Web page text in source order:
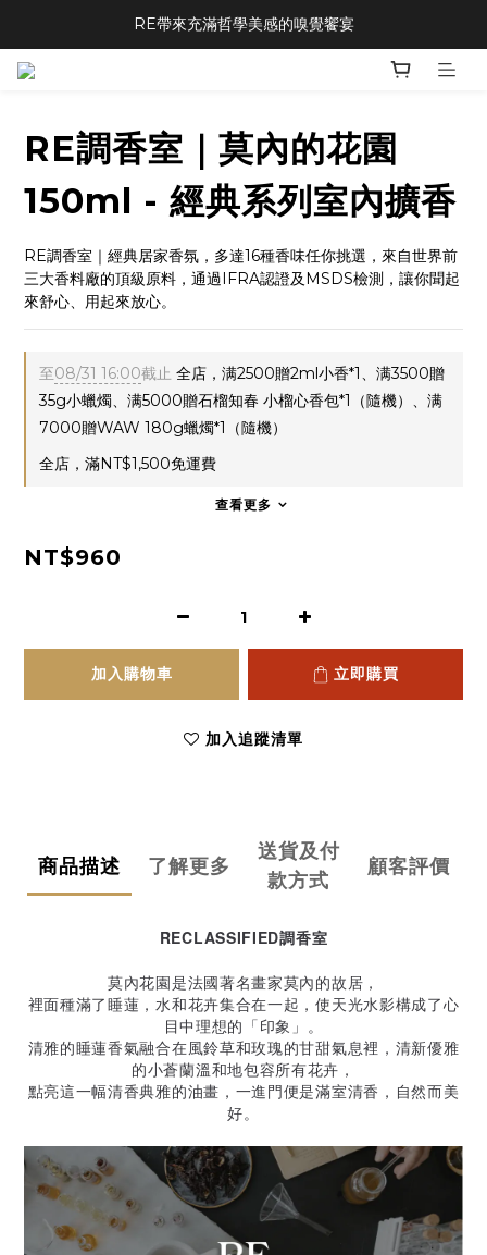
RE帶來充滿哲學美感的嗅覺饗宴
RE調香室｜莫內的花園
150ml - 經典系列室內擴香
RE調香室｜經典居家香氛，多達16種香味任你挑選，來自世界前
三大香料廠的頂級原料，通過IFRA認證及MSDS檢測，讓你聞起
來舒心、用起來放心。
至08/31 16:00截止 全店，满2500贈2ml小香*1、满3500贈
35g小蠟燭、满5000贈石榴知春 小榴心香包*1（隨機）、满
7000贈WAW 180g蠟燭*1（隨機）
全店，滿NT$1,500免運費
查看更多
NT$960
加入購物車 立即購買
加入追蹤清單
商品描述 了解更多
送貨及付
款方式
顧客評價
RECLASSIFIED調香室
莫內花園是法國著名畫家莫內的故居，
裡面種滿了睡蓮，水和花卉集合在一起，使天光水影構成了心
目中理想的「印象」。
清雅的睡蓮香氣融合在風鈴草和玫瑰的甘甜氣息裡，清新優雅
的小蒼蘭溫和地包容所有花卉，
點亮這一幅清香典雅的油畫，一進門便是滿室清香，自然而美
好。